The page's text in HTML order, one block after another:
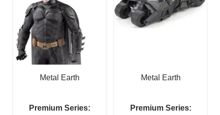
Metal Earth
Premium Series:
Metal Earth
Premium Series: